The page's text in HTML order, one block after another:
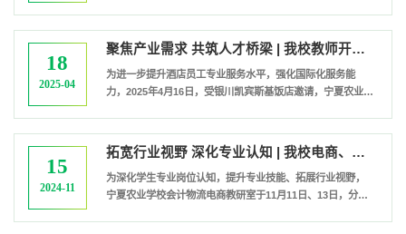
体验相结合的形式，助力学生深度洞悉葡萄酒文旅产业及高
端酒店服务，为其未来职业发展奠定坚实基础。走进酒庄：
了解葡萄酒文旅产业，体验调酒艺术5月21日，师生们来到西
夏区欣恒酒庄，在酒庄工作人...
18
2025-04
聚焦产业需求 共筑人才桥梁 | 我校教师开展企业职业专业培训
为进一步提升酒店员工专业服务水平，强化国际化服务能
力，2025年4月16日，受银川凯宾斯基饭店邀请，宁夏农业学
需求，旨在帮助员工掌握高效专业的英语沟通技巧，为国际
宾客提供更优质的服务体验。此次培训内容紧密围绕酒店前
台接待、客房预订两大核心业务场景。张宁老师通过情景模
拟对话、经典课文解析、互动问答...
15
2024-11
拓宽行业视野 深化专业认知 | 我校电商、物流专业开展企业认知实习活动
为深化学生专业岗位认知，提升专业技能、拓展行业视野，
宁夏农业学校会计物流电商教研室于11月11日、13日，分别